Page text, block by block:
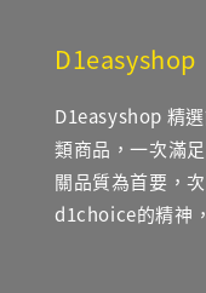
D1easyshop
D1easyshop 精
類商品，一次滿
關品質為首要，
d1choice的精神